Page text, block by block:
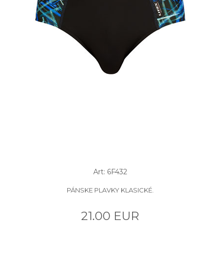
Art: 6F432
PÁNSKE PLAVKY KLASICKÉ.
21.00 EUR